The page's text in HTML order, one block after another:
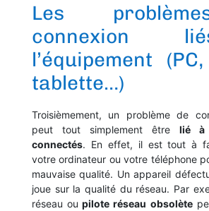
Les
connexion
l’équipement
tablette…)
Troisièmement, un problème de
peut tout simplement êtrelié à
connectés. En effet, il est tout à
votre ordinateur ou votre téléphone
mauvaise qualité. Un appareil
joue sur la qualité du réseau. Par
réseau ou pilote réseau obsolète